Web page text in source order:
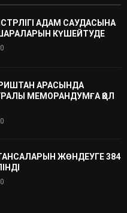
АДАМ САУДАСЫНА
КҮШЕЙТУДЕ
0
АРАСЫНДА
МЕМОРАНДУМҒА ҚОЛ
0
ЖӨНДЕУГЕ 384
0